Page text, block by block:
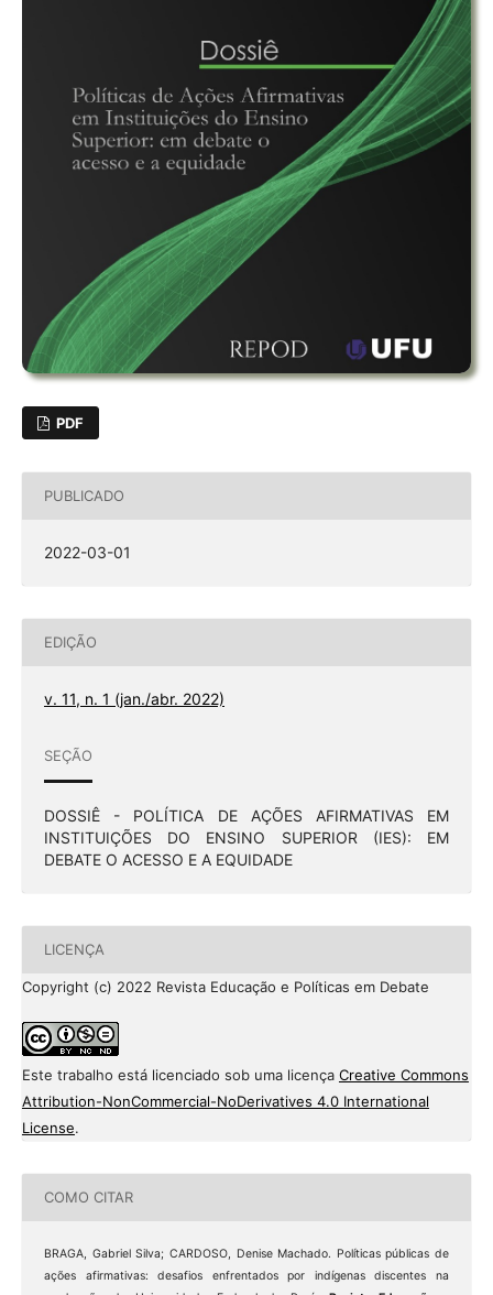
PDF
PUBLICADO
2022-03-01
EDIÇÃO
v. 11, n. 1 (jan./abr. 2022)
SEÇÃO
DOSSIÊ - POLÍTICA DE AÇÕES AFIRMATIVAS EM
INSTITUIÇÕES DO ENSINO SUPERIOR (IES): EM
DEBATE O ACESSO E A EQUIDADE
LICENÇA
Copyright (c) 2022 Revista Educação e Políticas em Debate
Este trabalho está licenciado sob uma licença Creative Commons
Attribution-NonCommercial-NoDerivatives 4.0 International
License.
COMO CITAR
BRAGA, Gabriel Silva; CARDOSO, Denise Machado. Políticas públicas de
ações afirmativas: desafios enfrentados por indígenas discentes na